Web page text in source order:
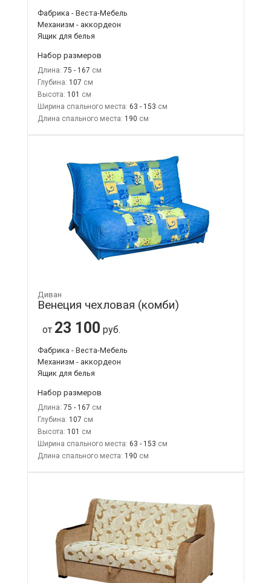
Фабрика - Веста-Мебель
Механизм - аккордеон
Ящик для белья
Набор размеров
Длина: 75 - 167
Глубина: 107
Высота: 101
Ширина спального места: 63 - 153
Длина спального места: 190
Диван
Венеция чехловая (комби)
от 23 100 руб.
Фабрика - Веста-Мебель
Механизм - аккордеон
Ящик для белья
Набор размеров
Длина: 75 - 167
Глубина: 107
Высота: 101
Ширина спального места: 63 - 153
Длина спального места: 190